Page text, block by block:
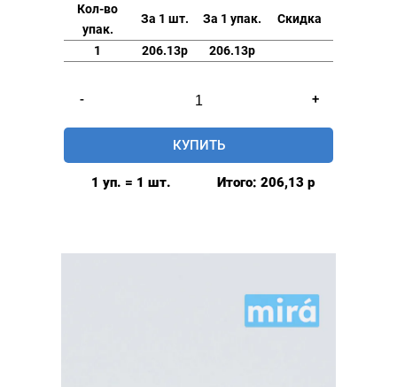
Кол-во
упак.
За 1 шт. За 1 упак. Скидка
1 206.13р 206.13р
-
товара
Люверсы
глянцевые
+
КУПИТЬ
1 уп. = 1 шт. Итого: 206,13 р